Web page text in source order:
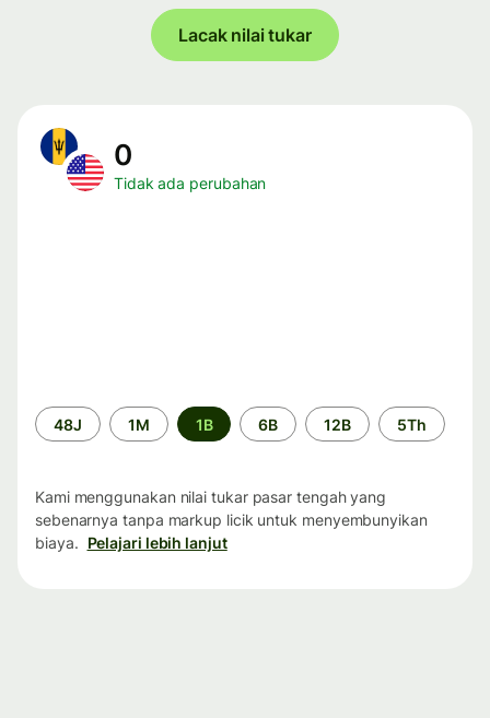
Lacak nilai tukar
0
Tidak ada perubahan
Periode
waktu
48J 1M 1B 6B 12B 5Th
Kami menggunakan nilai tukar pasar tengah yang
sebenarnya tanpa markup licik untuk menyembunyikan
biaya. Pelajari lebih lanjut